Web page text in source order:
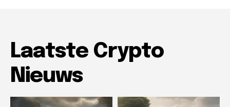
Laatste Crypto
Nieuws